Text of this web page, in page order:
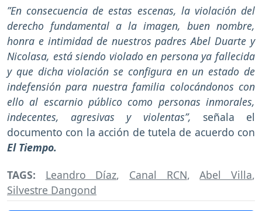
”En consecuencia de estas escenas, la violación del
derecho fundamental a la imagen, buen nombre,
honra e intimidad de nuestros padres Abel Duarte y
Nicolasa, está siendo violado en persona ya fallecida
y que dicha violación se configura en un estado de
indefensión para nuestra familia colocándonos con
ello al escarnio público como personas inmorales,
indecentes, agresivas y violentas”, señala el
documento con la acción de tutela de acuerdo con
El Tiempo.
TAGS: Leandro Díaz, Canal RCN,Abel Villa,
Silvestre Dangond